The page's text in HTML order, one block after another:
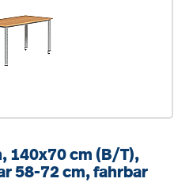
140x70 cm (B/T),
58-72 cm, fahrbar